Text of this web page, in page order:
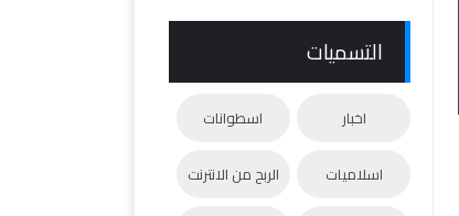
التسميات
اخبار اسطوانات
اسلاميات الربح من الانترنت